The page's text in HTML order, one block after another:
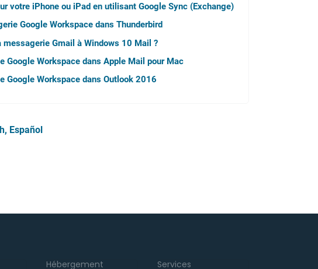
votre iPhone ou iPad en utilisant Google Sync (Exchange)
Google Workspace dans Thunderbird
Gmail à Windows 10 Mail ?
Google Workspace dans Apple Mail pour Mac
Google Workspace dans Outlook 2016
Español
Hébergement
Services